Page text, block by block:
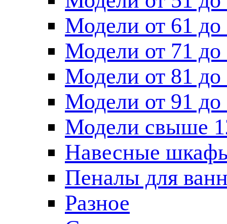
Модели от 61 до
Модели от 71 до
Модели от 81 до
Модели от 91 до
Модели свыше
Навесные
Пеналы для
Разное